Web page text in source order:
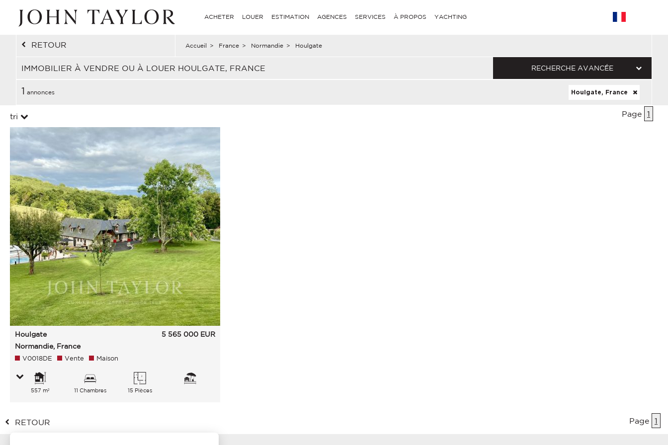
ACHETER LOUER ESTIMATION AGENCES SERVICES À PROPOS YACHTING
RETOUR Accueil > France > Normandie > Houlgate
IMMOBILIER À VENDRE OU À LOUER HOULGATE, FRANCE RECHERCHE AVANCÉE
1 annonces Houlgate, France
tri Page 1
Houlgate
Normandie, France
5 565 000 EUR
V0018DE Vente Maison
557 m² 11 Chambres 15 Pièces
RETOUR Page 1